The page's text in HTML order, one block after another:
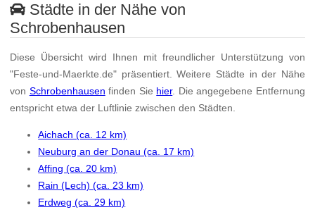
Städte in der Nähe von
Schrobenhausen
Diese Übersicht wird Ihnen mit freundlicher Unterstützung von
"Feste-und-Maerkte.de" präsentiert. Weitere Städte in der Nähe
von Schrobenhausen finden Sie hier. Die angegebene Entfernung
entspricht etwa der Luftlinie zwischen den Städten.
Aichach (ca. 12 km)
Neuburg an der Donau (ca. 17 km)
Affing (ca. 20 km)
Rain (Lech) (ca. 23 km)
Erdweg (ca. 29 km)